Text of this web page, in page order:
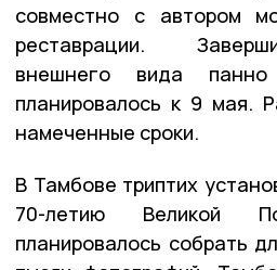
совместно с автором
реставрации.
внешнего вида
планировалось к 9 мая.
намеченные сроки.
В Тамбове триптих
70-летию Великой
планировалось собрать